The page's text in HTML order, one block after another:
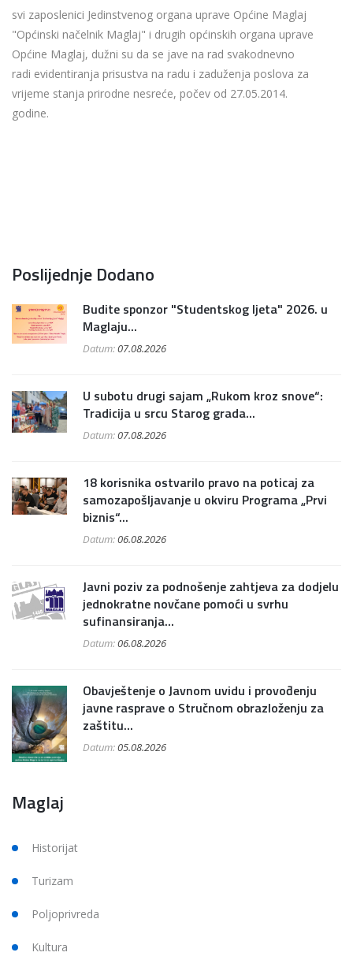
svi zaposlenici Jedinstvenog organa uprave Općine Maglaj
"Općinski načelnik Maglaj" i drugih općinskih organa uprave
Općine Maglaj, dužni su da se jave na rad svakodnevno
radi evidentiranja prisustva na radu i zaduženja poslova za
vrijeme stanja prirodne nesreće, počev od 27.05.2014.
godine.
Poslijednje Dodano
Budite sponzor "Studentskog ljeta" 2026. u
Maglaju...
Datum:07.08.2026
U subotu drugi sajam „Rukom kroz snove“:
Tradicija u srcu Starog grada...
Datum:07.08.2026
18 korisnika ostvarilo pravo na poticaj za
samozapošljavanje u okviru Programa „Prvi
biznis“...
Datum:06.08.2026
Javni poziv za podnošenje zahtjeva za dodjelu
jednokratne novčane pomoći u svrhu
sufinansiranja...
Datum:06.08.2026
Obavještenje o Javnom uvidu i provođenju
javne rasprave o Stručnom obrazloženju za
zaštitu...
Datum:05.08.2026
Maglaj
Historijat
Turizam
Poljoprivreda
Kultura